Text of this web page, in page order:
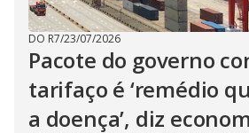
DO R7/23/07/2026
Pacote do governo
tarifaço é ‘remédio
a doença’, diz